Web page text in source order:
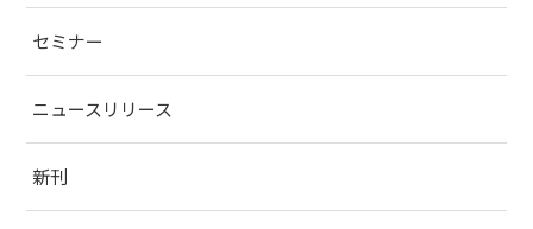
セミナー
ニュースリリース
新刊